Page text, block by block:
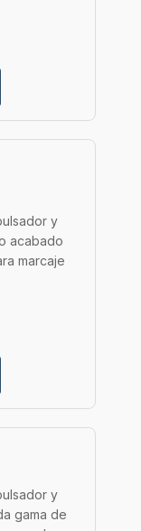
y
acabado
marcaje
y
gama de